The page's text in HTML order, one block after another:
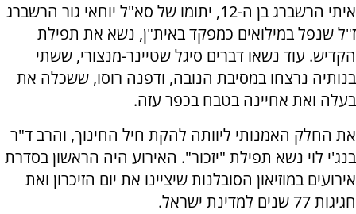
איתי הרשברג בן ה-12, יתומו של סא"ל יוחאי גור הרשברג
ז"ל שנפל במילואים כמפקד באית"ן, נשא את תפילת
הקדיש. עוד נשאו דברים סיגל שטיינר-מנצורי, ששתי
בנותיה נרצחו במסיבת הנובה, ודפנה רוסו, ששכלה את
בעלה ואת אחיינה בטבח בכפר עזה.
את החלק האמנותי ליוותה להקת חיל החינוך, והרב ד"ר
בנג'י לוי נשא תפילת "יזכור". האירוע היה הראשון בסדרת
אירועים במוזיאון הסובלנות שיציינו את יום הזיכרון ואת
חגיגות 77 שנים למדינת ישראל.